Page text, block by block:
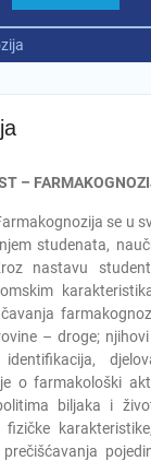
–
se u
studenata,
nastavu
– droge;
o farmakološki
biljaka i
fizičke